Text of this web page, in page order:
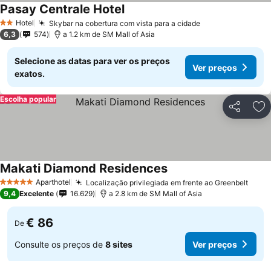
2 Estrelas
Hotel Skybar na cobertura com vista para a cidade
Pasay Centrale Hotel
6,3 574 a 1.2 km de SM Mall of Asia
Selecione as datas para ver os preços
exatos.
Ver preços
Partilhar
Escolha popular
5 Estrelas Aparthotel Localização privilegiada em frente ao Greenbelt
Makati Diamond Residences
9,4 Excelente 16.629 a 2.8 km de SM Mall of Asia
De € 86
Consulte os preços de 8 sites Ver preços